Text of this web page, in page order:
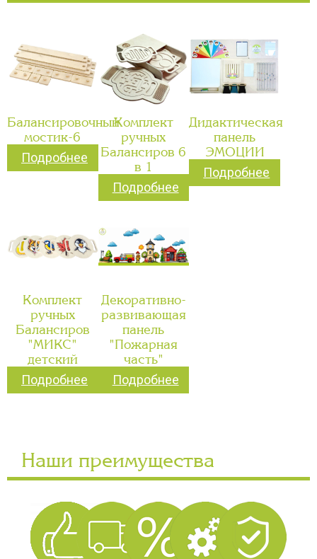
Балансировочный
мостик-6
Подробнее
Комплект
ручных
Балансиров 6
в 1
Подробнее
Дидактическая
панель
ЭМОЦИИ
Подробнее
Комплект
ручных
Балансиров
"МИКС"
детский
Подробнее
Декоративно-
развивающая
панель
"Пожарная
часть"
Подробнее
Наши преимущества